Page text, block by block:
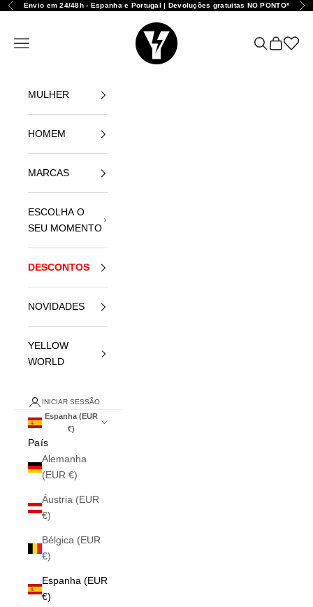
Ir para o conteúdo
AnteriorEnvio em 24/48h - Espanha e Portugal | Devoluções gratuitas NO PONTO*
Yellowshop
Abrir menu de navegação
AbrirAbrirAbrir
MULHER
HOMEM
MARCAS
ESCOLHA O
SEU MOMENTO
DESCONTOS
NOVIDADES
YELLOW
WORLD
INICIAR SESSÃO
Espanha (EUR
€)
País
Alemanha
(EUR €)
Áustria (EUR
€)
Bélgica (EUR
€)
Espanha (EUR
€)